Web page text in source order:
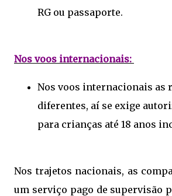
RG ou passaporte.
Nos voos internacionais:
Nos voos internacionais as
diferentes, aí se exige
para crianças até 18 anos
Nos trajetos nacionais, as
um serviço pago de supervisão